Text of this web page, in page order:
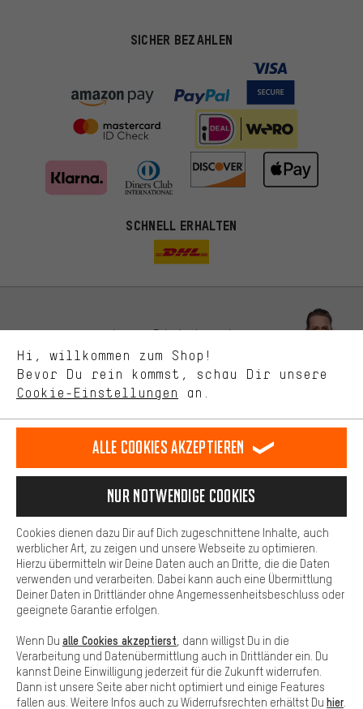
SICHER BEZAHLEN
SCHNELL ERHALTEN
Lass Dich beraten
Terminbuchung
Kontaktformular
Unsere Datenschutzerklärung
Sprache"
Deutsch
DE english
EN español
ES français
FR
VERTRAG WIDERRUFEN Aachener Community Affiliateprogramm
Impressum Datenschutz Allgemeine Geschäftsbedingungen
Cookie-Einstellungen Kontrast ändern
Alle Preise verstehen sich in Euro und exkl. MwSt zuzüglich
Hi, willkommen zum Shop!
Bevor Du rein kommst, schau Dir unsere
Cookie-Einstellungen an.
Du bekommst, statt zufälliger Werbung, genauer passende
Angebote von uns. Diese Cookies helfen uns, Deine Interessen
besser zu erkennen und Dir relevante Produkte und Tipps zu
Uns interessiert, was Du in unserem Shop suchst und brauchst.
selbst Einfluss auf die Verbesserung unserer Webseite und
unseres Shop-Angebots.
Dein Shopping-Erlebnis wird komfortabler. Mit Komfort-Cookies
stellen wir Verknüpfungen zu Social Media Plattformen her. So
können wir dir weitere nützliche Inhalte und Informationen zur
Verfügung stellen. Zudem hast du die Möglichkeit zusätzliche
Services zu nutzen, die es dir erleichtern die richtigen Produkte zu
finden. Beispielsweise bieten wir eine Chat-Funktion an, damit
Fragen schnell und unkompliziert beantwortet werden können.
Basis
Basis-Cookies gewährleisten, dass Du unsere Webseite
grundsätzlich nutzen kannst.
Alle Cookies akzeptieren
Nur Notwendige Cookies
Cookies dienen dazu Dir auf Dich zugeschnittene Inhalte, auch
werblicher Art, zu zeigen und unsere Webseite zu optimieren.
Hierzu übermitteln wir Deine Daten auch an Dritte, die die Daten
verwenden und verarbeiten. Dabei kann auch eine Übermittlung
Deiner Daten in Drittländer ohne Angemessenheitsbeschluss oder
geeignete Garantie erfolgen.
Wenn Du alle Cookies akzeptierst , dann willigst Du in die
Verarbeitung und Datenübermittlung auch in Drittländer ein. Du
kannst Deine Einwilligung jederzeit für die Zukunft widerrufen.
Dann ist unsere Seite aber nicht optimiert und einige Features
fallen aus. Weitere Infos auch zu Widerrufsrechten erhältst Du hier